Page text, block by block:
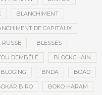
BLANCHIMENT
DE CAPITAUX
RUSSE BLESSÉS
DEMBÉLÉ BLOCKCHAIN
BLOGING BNDA BOAD
BIRO BOKO HARAM